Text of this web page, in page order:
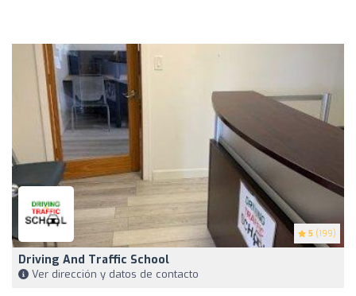
5 (199)
Driving And Traffic School
Ver dirección y datos de contacto